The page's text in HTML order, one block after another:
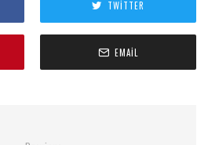
TWITTER
EMAIL